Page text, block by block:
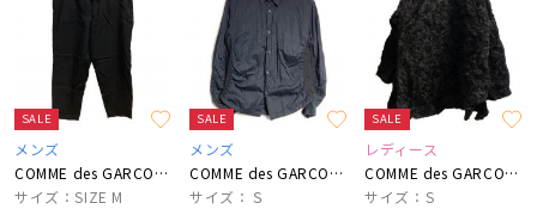
SALE
メンズ
COMME des GARCONS HOMME PLUS
サイズ：SIZE M
SALE
メンズ
COMME des GARCONS HOMME
サイズ：Ｓ
SALE
レディース
COMME des GARCONS COMME des GARCONS
サイズ：S